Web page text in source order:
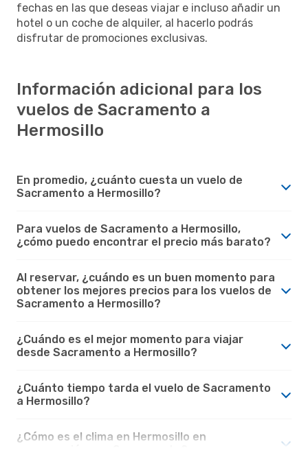
fechas en las que deseas viajar e incluso añadir un
hotel o un coche de alquiler, al hacerlo podrás
disfrutar de promociones exclusivas.
Información adicional para los
vuelos de Sacramento a
Hermosillo
En promedio, ¿cuánto cuesta un vuelo de
Sacramento a Hermosillo?
Para vuelos de Sacramento a Hermosillo,
¿cómo puedo encontrar el precio más barato?
Al reservar, ¿cuándo es un buen momento para
obtener los mejores precios para los vuelos de
Sacramento a Hermosillo?
¿Cuándo es el mejor momento para viajar
desde Sacramento a Hermosillo?
¿Cuánto tiempo tarda el vuelo de Sacramento
a Hermosillo?
¿Cómo es el clima en Hermosillo en